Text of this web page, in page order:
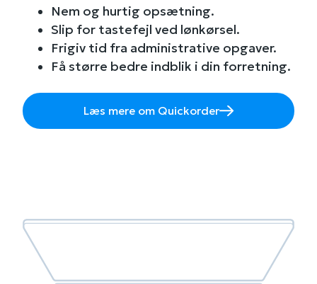
Nem og hurtig opsætning.
Slip for tastefejl ved lønkørsel.
Frigiv tid fra administrative opgaver.
Få større bedre indblik i din forretning.
Læs mere om Quickorder